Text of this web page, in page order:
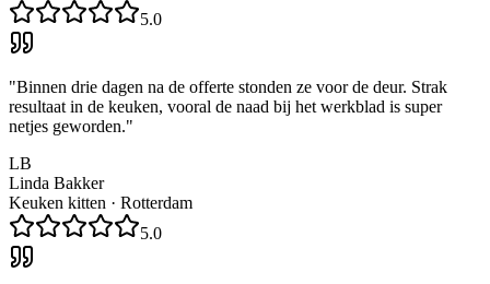
5.0
"Binnen drie dagen na de offerte stonden ze voor de deur. Strak
resultaat in de keuken, vooral de naad bij het werkblad is super
netjes geworden."
LB
Linda Bakker
Keuken kitten · Rotterdam
5.0